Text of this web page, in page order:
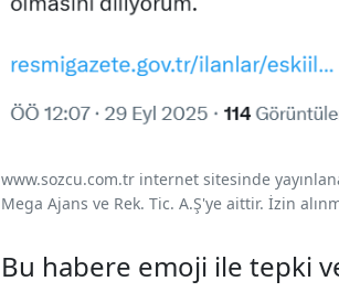
www.sozcu.com.tr internet sitesinde
Mega Ajans ve Rek. Tic. A.Ş'ye aittir. İzin
Bu habere emoji ile tepki